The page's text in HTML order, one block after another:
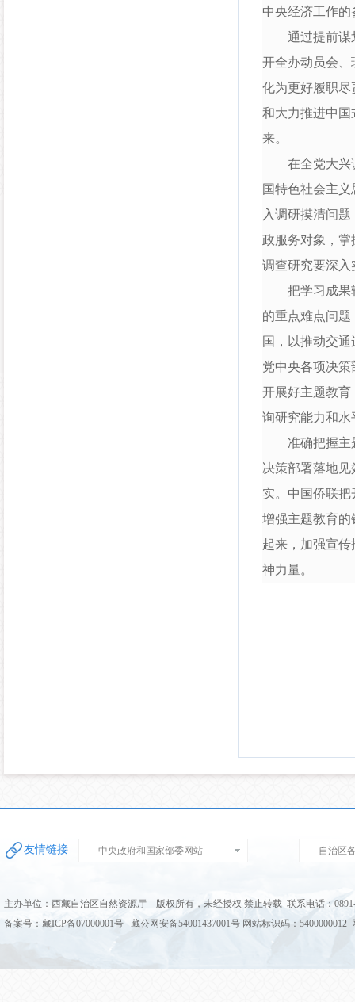
中央经济工作的
通过提前谋划
开全办动员会、
化为更好履职尽
和大力推进中国
来。
在全党大兴调
国特色社会主
入调研摸清问
政服务对象，
调查研究要深
把学习成果转
的重点难点问
国，以推动交
党中央各项决
开展好主题教
询研究能力和
准确把握主题
决策部署落地
实。中国侨联
增强主题教育
起来，加强宣
神力量。
友情链接 中央政府和国家部委网站 自治区
主办单位：西藏自治区自然资源厅 版权所有，未经授权 禁止转载 联系电话：
备案号：藏ICP备07000001号 藏公网安备54001437001号 网站标识码：5400000012